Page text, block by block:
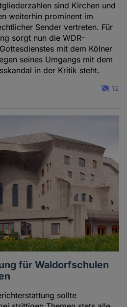
sind Kirchen und
weiterhin prominent im
Sender vertreten. Für
sorgt nun die WDR-
mit dem Kölner
seines Umgangs mit dem
in der Kritik steht.
12
für Waldorfschulen
sollte